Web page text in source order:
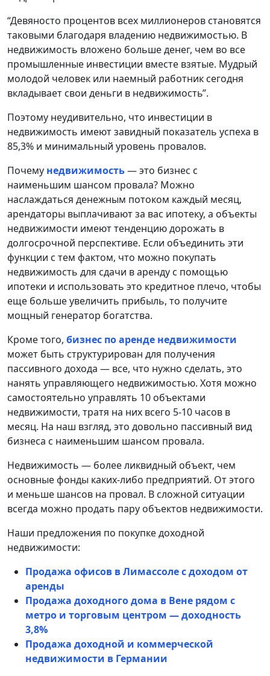
“Девяносто процентов всех миллионеров становятся
таковыми благодаря владению недвижимостью. В
недвижимость вложено больше денег, чем во все
промышленные инвестиции вместе взятые. Мудрый
молодой человек или наемный работник сегодня
вкладывает свои деньги в недвижимость”.
Поэтому неудивительно, что инвестиции в
недвижимость имеют завидный показатель успеха в
85,3% и минимальный уровень провалов.
Почему недвижимость— это бизнес с
наименьшим шансом провала? Можно
наслаждаться денежным потоком каждый месяц,
арендаторы выплачивают за вас ипотеку, а объекты
недвижимости имеют тенденцию дорожать в
долгосрочной перспективе. Если объединить эти
функции с тем фактом, что можно покупать
недвижимость для сдачи в аренду с помощью
ипотеки и использовать это кредитное плечо, чтобы
еще больше увеличить прибыль, то получите
мощный генератор богатства.
Кроме того, бизнес по аренде недвижимости
может быть структурирован для получения
пассивного дохода — все, что нужно сделать, это
нанять управляющего недвижимостью. Хотя можно
самостоятельно управлять 10 объектами
недвижимости, тратя на них всего 5-10 часов в
месяц. На наш взгляд, это довольно пассивный вид
бизнеса с наименьшим шансом провала.
Недвижимость — более ликвидный объект, чем
основные фонды каких-либо предприятий. От этого
и меньше шансов на провал. В сложной ситуации
всегда можно продать пару объектов недвижимости.
Наши предложения по покупке доходной
недвижимости:
Продажа офисов в Лимассоле с доходом от
аренды
Продажа доходного дома в Вене рядом с
метро и торговым центром — доходность
3,8%
Продажа доходной и коммерческой
недвижимости в Германии